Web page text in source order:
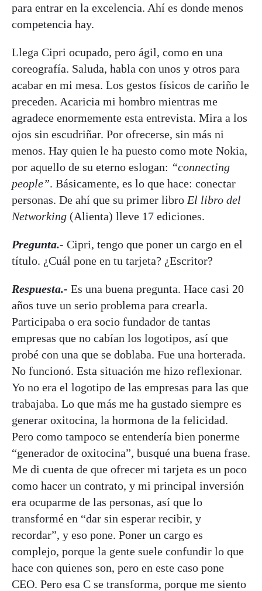
para entrar en la excelencia. Ahí es donde menos
competencia hay.
Llega Cipri ocupado, pero ágil, como en una
coreografía. Saluda, habla con unos y otros para
acabar en mi mesa. Los gestos físicos de cariño le
preceden. Acaricia mi hombro mientras me
agradece enormemente esta entrevista. Mira a los
ojos sin escudriñar. Por ofrecerse, sin más ni
menos. Hay quien le ha puesto como mote Nokia,
por aquello de su eterno eslogan: “connecting
people”. Básicamente, es lo que hace: conectar
personas. De ahí que su primer libro El libro del
Networking (Alienta) lleve 17 ediciones.
Pregunta.- Cipri, tengo que poner un cargo en el
título. ¿Cuál pone en tu tarjeta? ¿Escritor?
Respuesta.- Es una buena pregunta. Hace casi 20
años tuve un serio problema para crearla.
Participaba o era socio fundador de tantas
empresas que no cabían los logotipos, así que
probé con una que se doblaba. Fue una horterada.
No funcionó. Esta situación me hizo reflexionar.
Yo no era el logotipo de las empresas para las que
trabajaba. Lo que más me ha gustado siempre es
generar oxitocina, la hormona de la felicidad.
Pero como tampoco se entendería bien ponerme
“generador de oxitocina”, busqué una buena frase.
Me di cuenta de que ofrecer mi tarjeta es un poco
como hacer un contrato, y mi principal inversión
era ocuparme de las personas, así que lo
transformé en “dar sin esperar recibir, y
recordar”, y eso pone. Poner un cargo es
complejo, porque la gente suele confundir lo que
hace con quienes son, pero en este caso pone
CEO. Pero esa C se transforma, porque me siento